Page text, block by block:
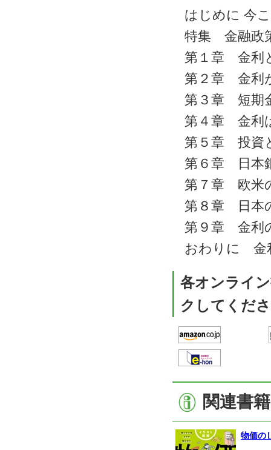
はじめに 今
特集 金融政
第１章 金利
第２章 金利
第３章 短期
第４章 金利
第５章 投資
第６章 日本
第７章 欧米
第８章 日本
第９章 金利
おわりに 金
各オンライ
クしてくだ
関連書籍
物価の